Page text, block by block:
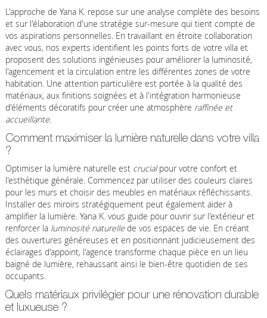
L'approche de Yana K. repose sur une analyse complète des besoins
et sur l'élaboration d'une stratégie sur-mesure qui tient compte de
vos aspirations personnelles. En travaillant en étroite collaboration
avec vous, nos experts identifient les points forts de votre villa et
proposent des solutions ingénieuses pour améliorer la luminosité,
l'agencement et la circulation entre les différentes zones de votre
habitation. Une attention particulière est portée à la qualité des
matériaux, aux finitions soignées et à l'intégration harmonieuse
d'éléments décoratifs pour créer une atmosphère raffinée et
accueillante.
Comment maximiser la lumière naturelle dans votre villa
?
Optimiser la lumière naturelle est crucialpour votre confort et
l'esthétique générale. Commencez par utiliser des couleurs claires
pour les murs et choisir des meubles en matériaux réfléchissants.
Installer des miroirs stratégiquement peut également aider à
amplifier la lumière. Yana K. vous guide pour ouvrir sur l'extérieur et
renforcer la luminosité naturellede vos espaces de vie. En créant
des ouvertures généreuses et en positionnant judicieusement des
éclairages d'appoint, l'agence transforme chaque pièce en un lieu
baigné de lumière, rehaussant ainsi le bien-être quotidien de ses
occupants.
Quels matériaux privilégier pour une rénovation durable
et luxueuse ?